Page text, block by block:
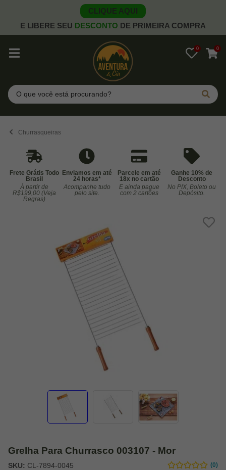
CLIQUE AQUI
E LIBERE SEU DESCONTO DE PRIMEIRA COMPRA
0 0
Pesquisar
Churrasqueiras
Frete Grátis Todo
Brasil
À partir de
R$199,00 (Veja
Regras)
Enviamos em até
24 horas*
Acompanhe tudo
pelo site.
Parcele em até
18x no cartão
E ainda pague
com 2 cartões
Ganhe 10% de
Desconto
No PIX, Boleto ou
Depósito.
Grelha Para Churrasco 003107 - Mor
SKU: CL-7894-0045
(0)